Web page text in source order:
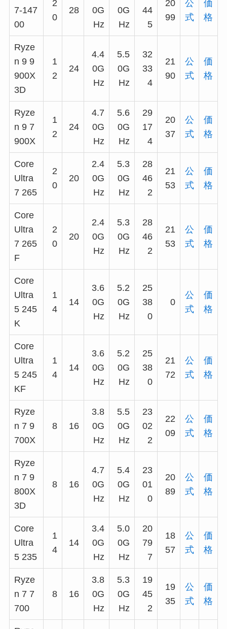
7-147
00
2
0
28
0G
Hz
0G
Hz
44
5
20
99
公
式
価
格
Ryze
n 9 9
900X
3D
1
2
24
4.4
0G
Hz
5.5
0G
Hz
32
33
4
21
90
公
式
価
格
Ryze
n 9 7
900X
1
2
24
4.7
0G
Hz
5.6
0G
Hz
29
17
4
20
37
公
式
価
格
Core
Ultra
7 265
2
0
20
2.4
0G
Hz
5.3
0G
Hz
28
46
2
21
53
公
式
価
格
Core
Ultra
7 265
F
2
0
20
2.4
0G
Hz
5.3
0G
Hz
28
46
2
21
53
公
式
価
格
Core
Ultra
5 245
K
1
4
14
3.6
0G
Hz
5.2
0G
Hz
25
38
0
0
公
式
価
格
Core
Ultra
5 245
KF
1
4
14
3.6
0G
Hz
5.2
0G
Hz
25
38
0
21
72
公
式
価
格
Ryze
n 7 9
700X
8 16
3.8
0G
Hz
5.5
0G
Hz
23
02
2
22
09
公
式
価
格
Ryze
n 7 9
800X
3D
8 16
4.7
0G
Hz
5.4
0G
Hz
23
01
0
20
89
公
式
価
格
Core
Ultra
5 235
1
4
14
3.4
0G
Hz
5.0
0G
Hz
20
79
7
18
57
公
式
価
格
Ryze
n 7 7
700
8 16
3.8
0G
Hz
5.3
0G
Hz
19
45
2
19
35
公
式
価
格